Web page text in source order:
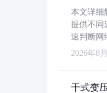
本文详细
提供不同
速判断网
2026年8
干式变